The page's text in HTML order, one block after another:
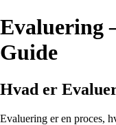
Evaluering
Guide
Hvad er
Evaluering er en proces,